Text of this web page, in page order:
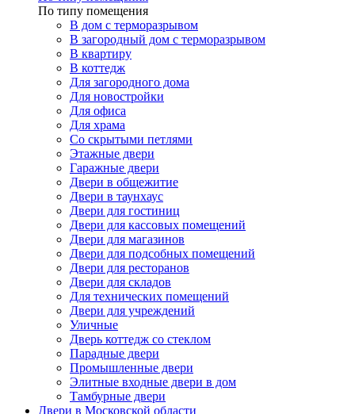
По типу помещения
В дом с терморазрывом
В загородный дом с терморазрывом
В квартиру
В коттедж
Для загородного дома
Для новостройки
Для офиса
Для храма
Со скрытыми петлями
Этажные двери
Гаражные двери
Двери в общежитие
Двери в таунхаус
Двери для гостиниц
Двери для кассовых помещений
Двери для магазинов
Двери для подсобных помещений
Двери для ресторанов
Двери для складов
Для технических помещений
Двери для учреждений
Уличные
Дверь коттедж со стеклом
Парадные двери
Промышленные двери
Элитные входные двери в дом
Тамбурные двери
Двери в Московской области